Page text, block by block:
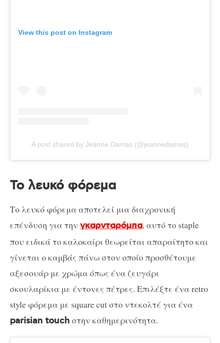
View this post on Instagram
A post shared by Jeanne Damas (@jeannedamas)
Το λευκό φόρεμα
Το λευκό φόρεμα αποτελεί μια διαχρονική
επένδυση για την γκαρνταρόμπα, αυτό το staple
που ειδικά το καλοκαίρι θεωρείται απαραίτητο και
γίνεται ο καμβάς πάνω στον οποίο προσθέτουμε
αξεσουάρ με χρώμα όπως ένα ζευγάρι
σκουλαρίκια με έντονες πέτρες. Επιλέξτε ένα retro
style φόρεμα με square cut στο ντεκολτέ για ένα
parisian touchστην καθημερινότητα.